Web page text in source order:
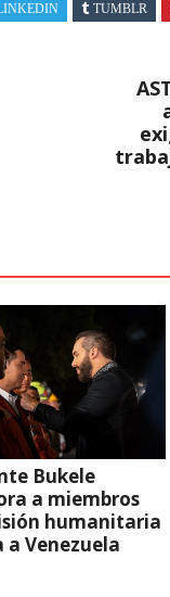
TUMBLR
Bukele
a miembros
humanitaria
a Venezuela